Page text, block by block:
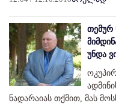
თემურ
უნდა
ნადარაიას თქმით, მას